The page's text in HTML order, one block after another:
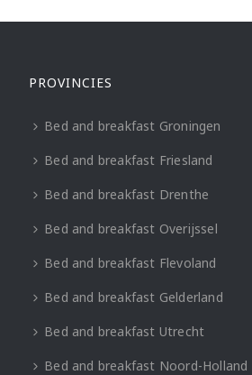
PROVINCIES
Bed and breakfast Groningen
Bed and breakfast Friesland
Bed and breakfast Drenthe
Bed and breakfast Overijssel
Bed and breakfast Flevoland
Bed and breakfast Gelderland
Bed and breakfast Utrecht
Bed and breakfast Noord-Holland